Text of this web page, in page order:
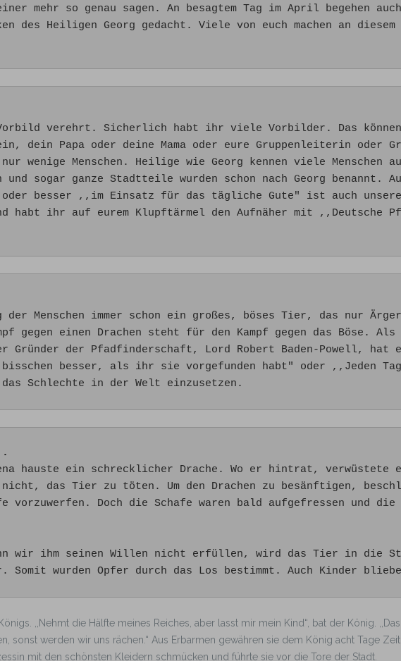
mehr so genau sagen. An besagtem Tag im April begehen
des Heiligen Georg gedacht. Viele von euch machen an
verehrt. Sicherlich habt ihr viele Vorbilder. Das können
dein Papa oder deine Mama oder eure Gruppenleiterin oder
wenige Menschen. Heilige wie Georg kennen viele Menschen
sogar ganze Stadtteile wurden schon nach Georg benannt.
oder besser ,,im Einsatz für das tägliche Gute" ist auch
habt ihr auf eurem Klupftärmel den Aufnäher mit ,,Deutsche
Menschen immer schon ein großes, böses Tier, das nur
gegen einen Drachen steht für den Kampf gegen das Böse.
Gründer der Pfadfinderschaft, Lord Robert Baden-Powell, hat
besser, als ihr sie vorgefunden habt" oder ,,Jeden
Schlechte in der Welt einzusetzen.
hauste ein schrecklicher Drache. Wo er hintrat, verwüstete
das Tier zu töten. Um den Drachen zu besänftigen,
vorzuwerfen. Doch die Schafe waren bald aufgefressen und die
wir ihm seinen Willen nicht erfüllen, wird das Tier in die
Somit wurden Opfer durch das Los bestimmt. Auch Kinder
,,Nehmt die Hälfte meines Reiches, aber lasst mir mein Kind“, bat der König.
sonst werden wir uns rächen.“ Aus Erbarmen gewähren sie dem König acht Tage
mit den schönsten Kleidern schmücken und führte sie vor die Tore der Stadt.